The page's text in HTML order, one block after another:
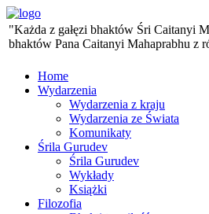
"Każda z gałęzi bhaktów Śri Caitanyi
bhaktów Pana Caitanyi Mahaprabhu z
Home
Wydarzenia
Wydarzenia z kraju
Wydarzenia ze Świata
Komunikaty
Śrila Gurudev
Śrila Gurudev
Wykłady
Książki
Filozofia